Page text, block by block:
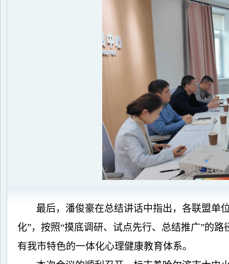
最后，潘俊豪在总结讲话中指出，各联盟单
化”，按照“摸底调研、试点先行、总结推广”的
有我市特色的一体化心理健康教育体系。